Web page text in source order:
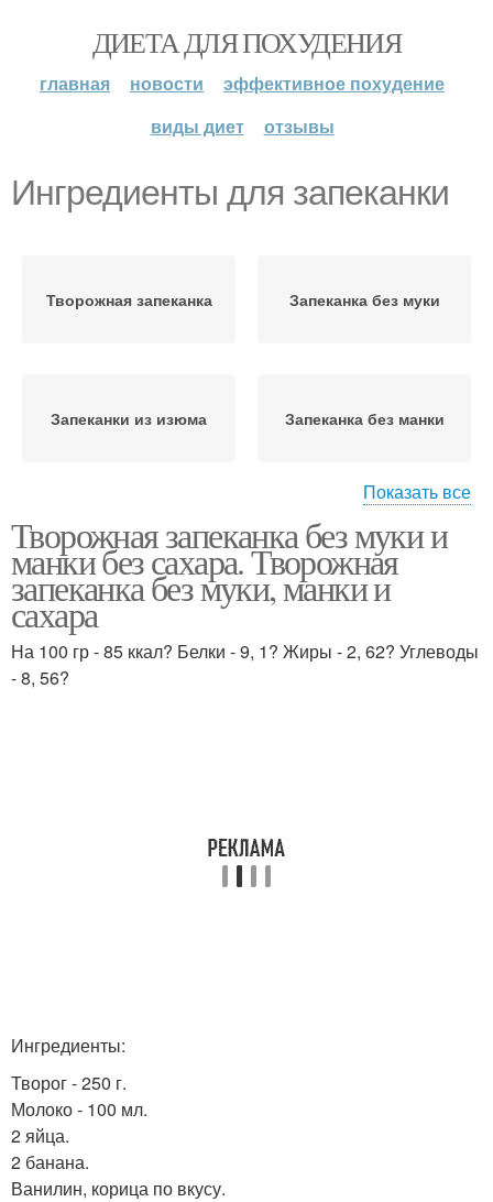
ДИЕТА ДЛЯ ПОХУДЕНИЯ
главная новости
эффективное похудение
виды диет
отзывы
Ингредиенты для запеканки
Творожная запеканка Запеканка без муки
Запеканки из изюма Запеканка без манки
Запеканка без сахара Запеканка с бананом
Запеканки без муки Запеканки с манкой
Показать все
Творожная запеканка без муки и
манки без сахара. Творожная
запеканка без муки, манки и
сахара
На 100 гр - 85 ккал? Белки - 9, 1? Жиры - 2, 62? Углеводы
- 8, 56?
Ингредиенты:
Творог - 250 г.
Молоко - 100 мл.
2 яйца.
2 банана.
Ванилин, корица по вкусу.